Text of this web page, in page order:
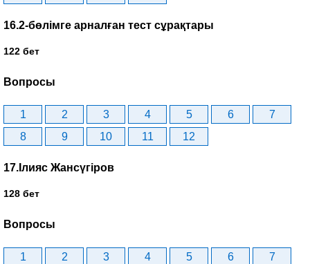
16.2-бөлімге арналған тест сұрақтары
122 бет
Вопросы
1 2 3 4 5 6
7
8
9 10 11 12
17.Ілияс Жансүгіров
128 бет
Вопросы
1 2 3 4 5 6
7